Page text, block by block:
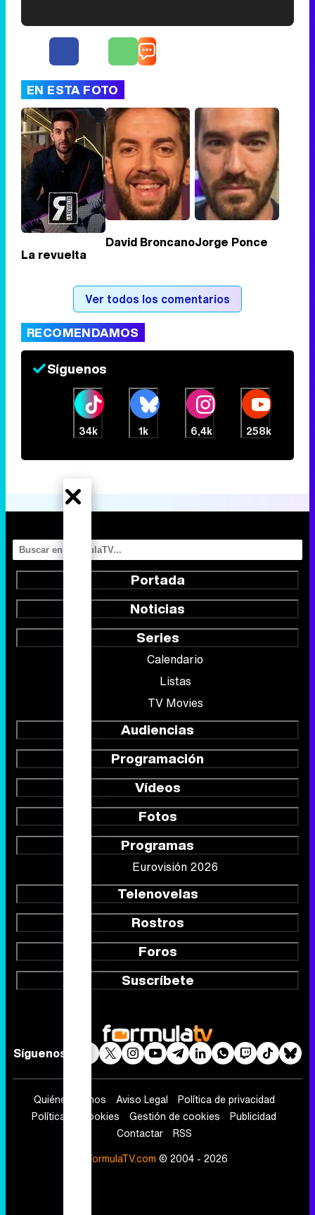
Tráiler de '33 días', la nueva serie de Atresplayer con Julián Villagrán y José Manuel Poga
Tráiler en catalán de 'Ravalear', la nueva serie de HBO Max sobre los fondos buitre
EN ESTA FOTO
La revuelta
David BroncanoJorge Ponce
Ver todos los comentarios
RECOMENDAMOS
Síguenos
34k 1k 6,4k 258k
Portada
Noticias
Series
Calendario
Listas
TV Movies
Audiencias
Programación
Vídeos
Fotos
Programas
Eurovisión 2026
Telenovelas
Rostros
Foros
Suscríbete
Síguenos
Quiénes somos Aviso Legal
Política de privacidad
Política de cookies
Gestión de cookies
Publicidad
Contactar
RSS
FormulaTV.com © 2004 - 2026